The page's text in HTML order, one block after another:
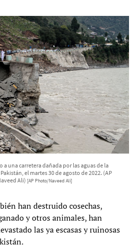
a una carretera dañada por las aguas de la
el martes 30 de agosto de 2022. (AP
Ali) [AP Photo/Naveed Ali]
han destruido cosechas,
y otros animales, han
las ya escasas y ruinosas